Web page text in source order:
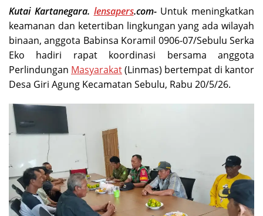
Kutai Kartanegara. lensapers.com- Untuk meningkatkan
keamanan dan ketertiban lingkungan yang ada wilayah
binaan, anggota Babinsa Koramil 0906-07/Sebulu Serka
Eko hadiri rapat koordinasi bersama anggota
Perlindungan Masyarakat(Linmas) bertempat di kantor
Desa Giri Agung Kecamatan Sebulu, Rabu 20/5/26.